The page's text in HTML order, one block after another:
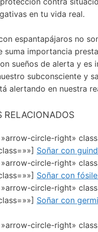
en tu vida real.
espantapájaros no
suma importancia
sueños de alerta y es
subconsciente y
alertando en nuestra
RELACIONADOS
circle-right»
Soñar con
circle-right»
Soñar con
circle-right»
Soñar con
circle-right»